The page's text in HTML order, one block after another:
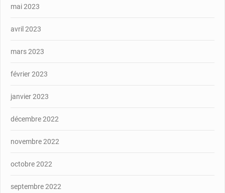
mai 2023
avril 2023
mars 2023
février 2023
janvier 2023
décembre 2022
novembre 2022
octobre 2022
septembre 2022